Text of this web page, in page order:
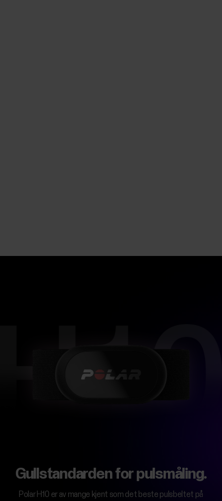
Gullstandarden for pulsmåling.
Polar H10 er av mange kjent som det beste pulsbeltet på